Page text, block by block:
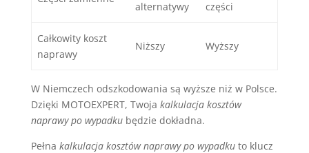
alternatywy
części
Całkowity koszt
naprawy
Niższy Wyższy
W Niemczech odszkodowania są wyższe niż w Polsce.
Dzięki MOTOEXPERT, Twoja kalkulacja kosztów
naprawy po wypadkubędzie dokładna.
Pełna kalkulacja kosztów naprawy po wypadkuto klucz